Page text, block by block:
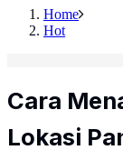
Home
Hot
Cara
Lokasi